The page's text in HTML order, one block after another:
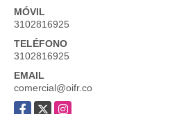
MÓVIL
3102816925
TELÉFONO
3102816925
EMAIL
comercial@oifr.co
Facebook
X Instagram